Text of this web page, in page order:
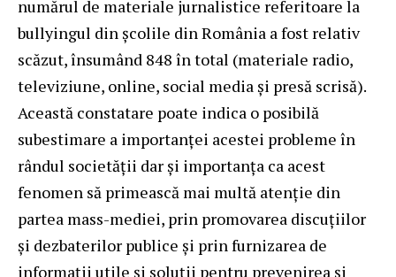
numărul de materiale jurnalistice referitoare la
bullyingul din școlile din România a fost relativ
scăzut, însumând 848 în total (materiale radio,
televiziune, online, social media și presă scrisă).
Această constatare poate indica o posibilă
subestimare a importanței acestei probleme în
rândul societății dar și importanța ca acest
fenomen să primească mai multă atenție din
partea mass-mediei, prin promovarea discuțiilor
și dezbaterilor publice și prin furnizarea de
informații utile și soluții pentru prevenirea și